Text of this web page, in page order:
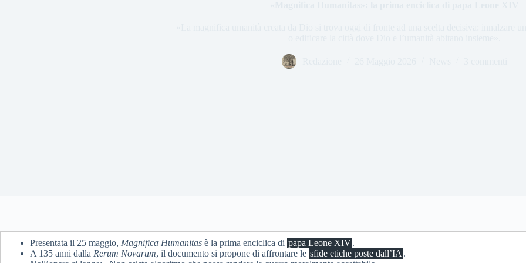
Presentata il 25 maggio, Magnifica Humanitas è la prima enciclica di papa Leone XIV.
A 135 anni dalla Rerum Novarum, il documento si propone di affrontare le sfide etiche poste dall’IA .